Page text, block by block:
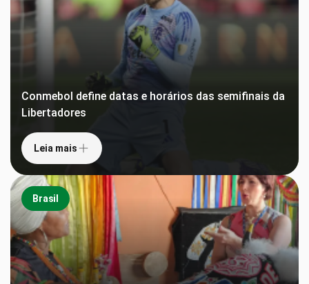
Conmebol define datas e horários das semifinais da
Libertadores
Leia mais
Brasil